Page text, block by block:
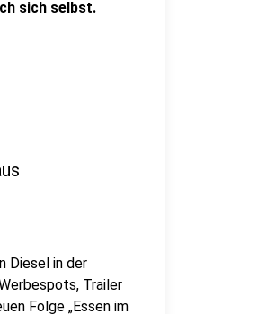
sich selbst.
Diesel in der
Trailer
Folge „Essen im